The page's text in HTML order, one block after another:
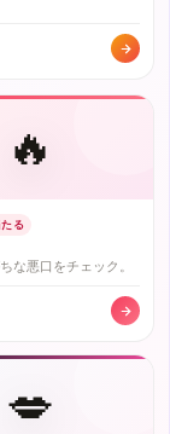
🔥
る
な悪口をチェック。
💋